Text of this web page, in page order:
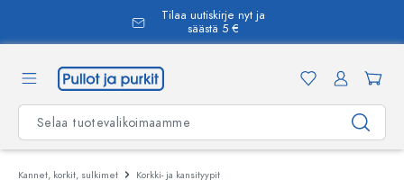
Tilaa uutiskirje nyt ja
säästä 5 €
Kannet, korkit, sulkimet Korkki- ja kansityypit